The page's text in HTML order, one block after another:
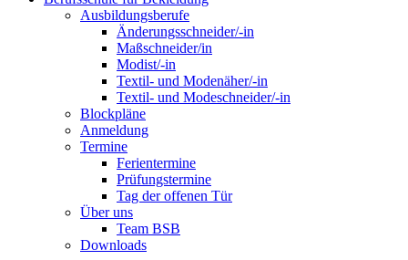
Ausbildungsberufe
Änderungsschneider/-in
Maßschneider/in
Modist/-in
Textil- und Modenäher/-in
Textil- und Modeschneider/-in
Blockpläne
Anmeldung
Termine
Ferientermine
Prüfungstermine
Tag der offenen Tür
Über uns
Team BSB
Downloads